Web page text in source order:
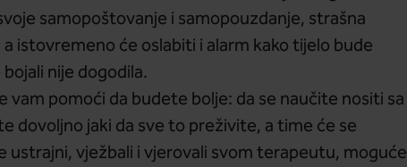
samopoštovanje i samopouzdanje, strašna
istovremeno će oslabiti i alarm kako tijelo bude
nije dogodila.
pomoći da budete bolje: da se naučite nositi sa
dovoljno jaki da sve to preživite, a time će se
ustrajni, vježbali i vjerovali svom terapeutu, moguće